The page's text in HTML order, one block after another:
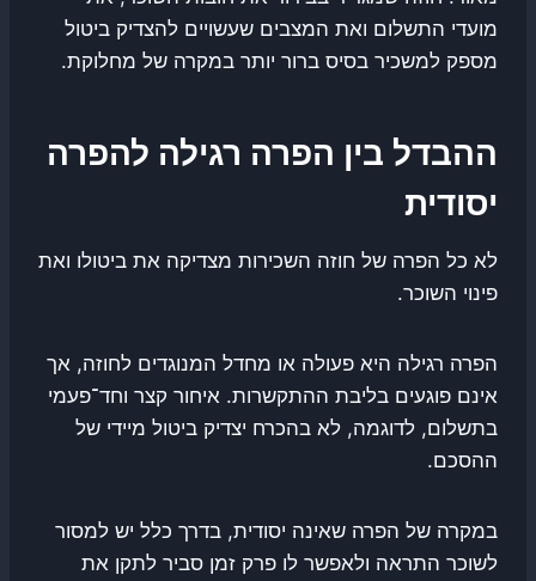
מועדי התשלום ואת המצבים שעשויים להצדיק ביטול
מספק למשכיר בסיס ברור יותר במקרה של מחלוקת.
ההבדל בין הפרה רגילה להפרה
יסודית
לא כל הפרה של חוזה השכירות מצדיקה את ביטולו ואת
פינוי השוכר.
הפרה רגילה היא פעולה או מחדל המנוגדים לחוזה, אך
אינם פוגעים בליבת ההתקשרות. איחור קצר וחד־פעמי
בתשלום, לדוגמה, לא בהכרח יצדיק ביטול מיידי של
ההסכם.
במקרה של הפרה שאינה יסודית, בדרך כלל יש למסור
לשוכר התראה ולאפשר לו פרק זמן סביר לתקן את